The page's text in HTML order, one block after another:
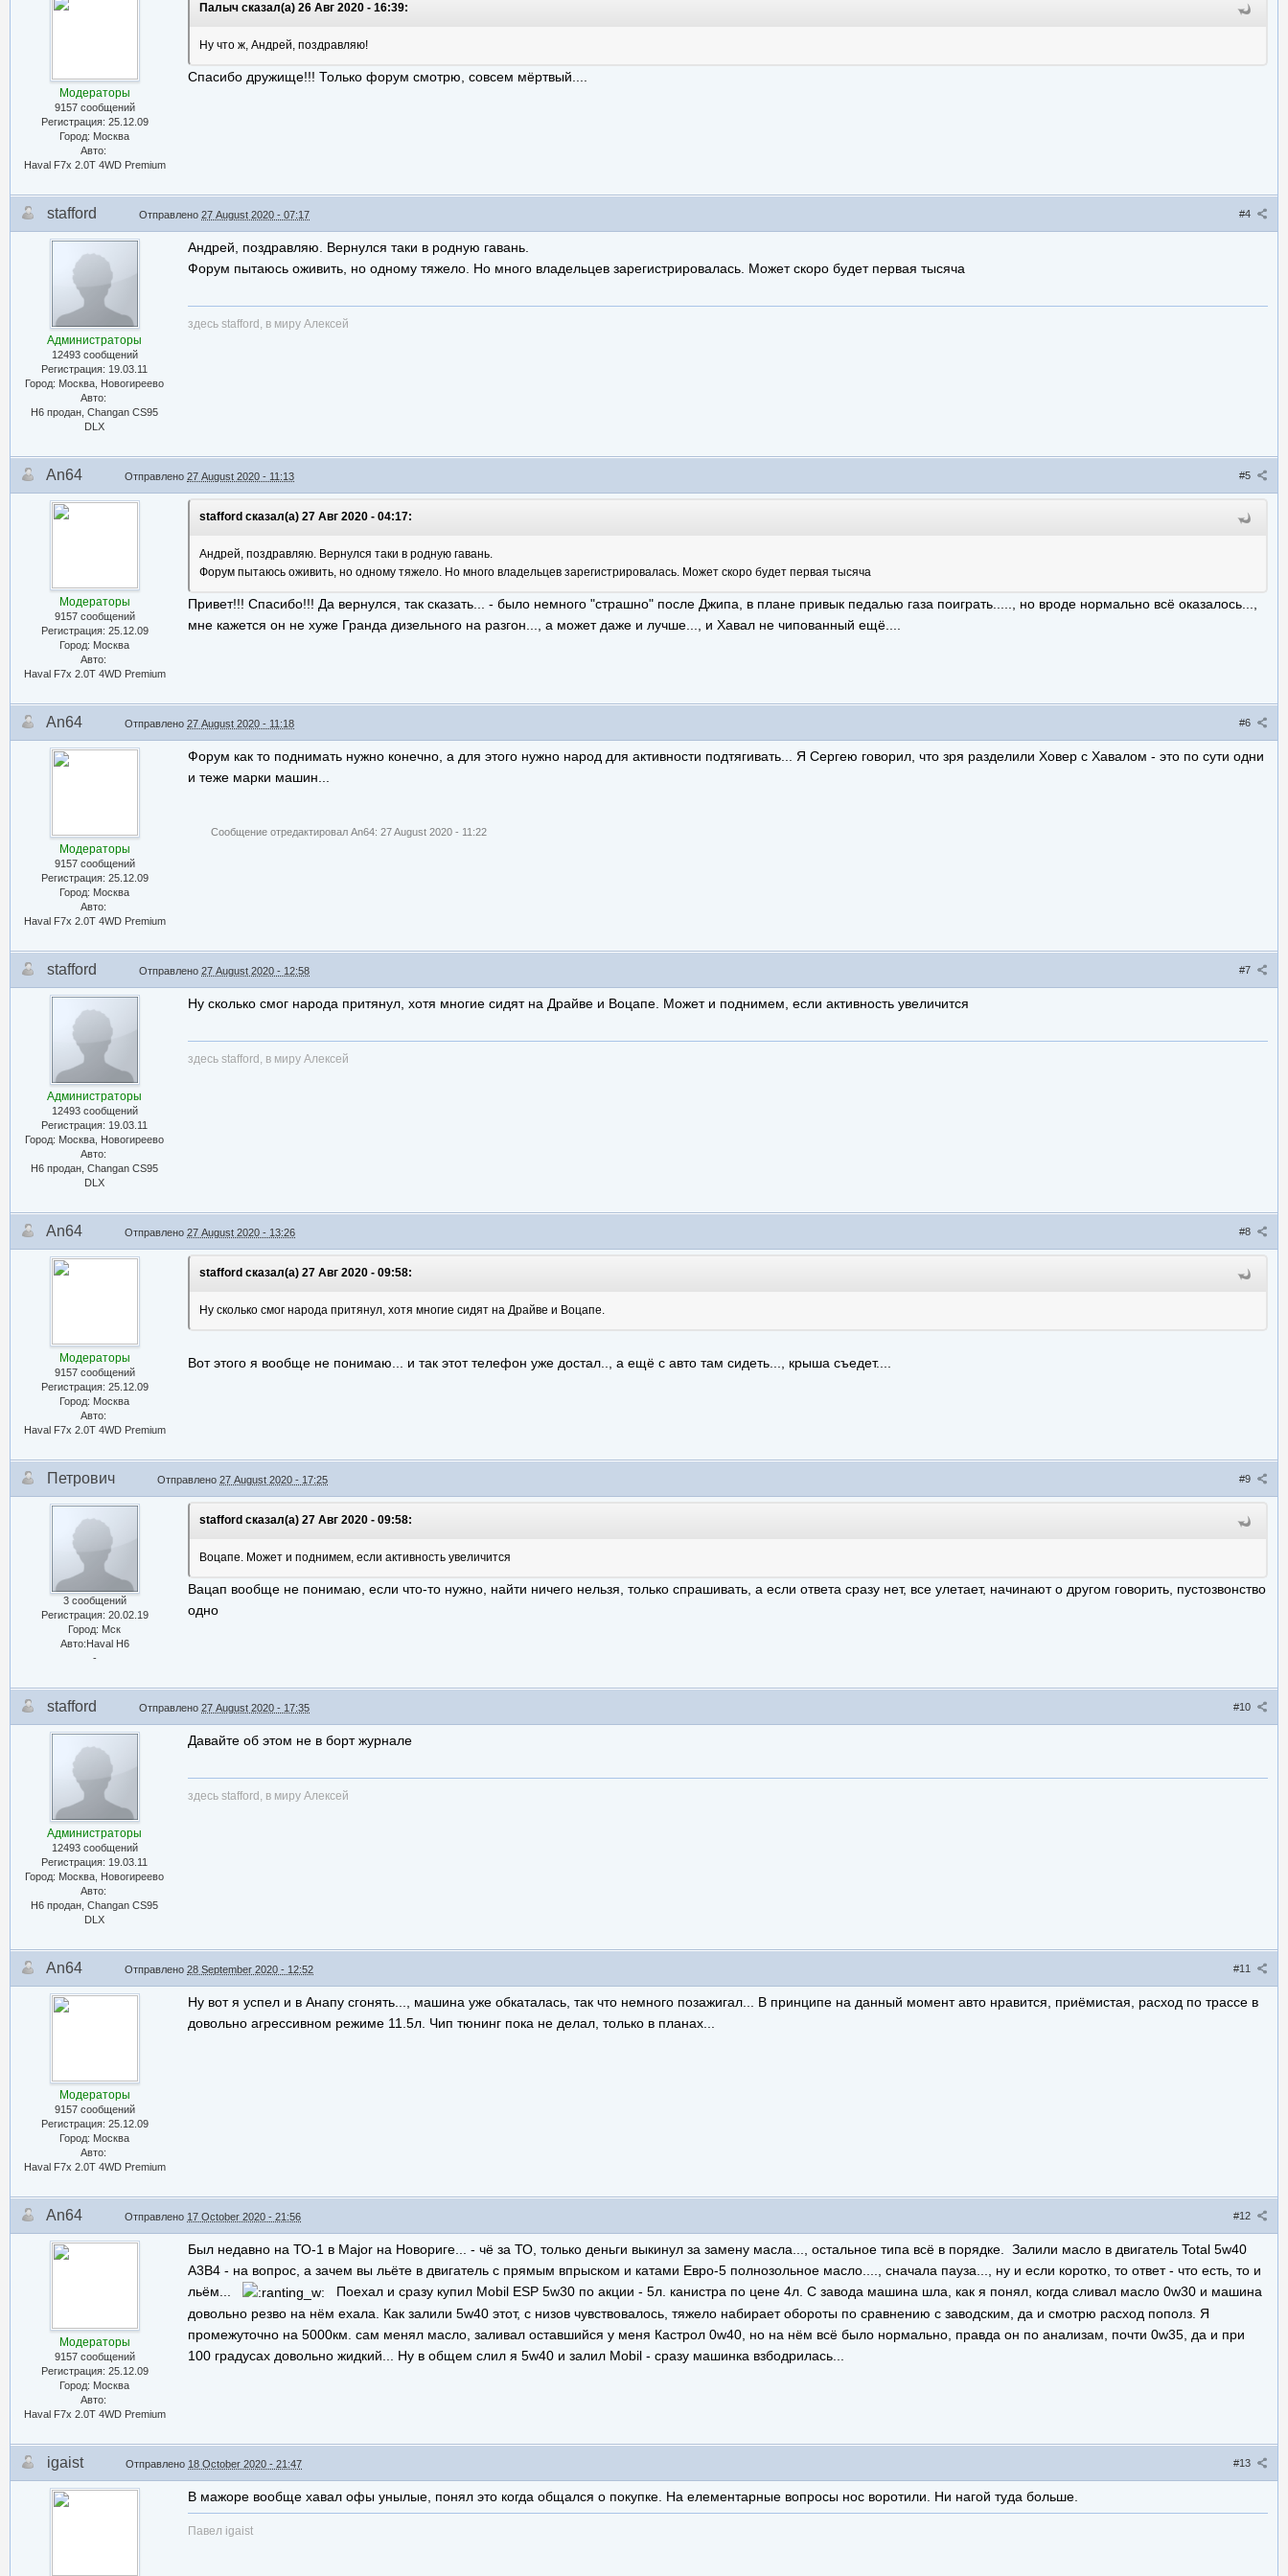
Модераторы
9157 сообщений
Регистрация: 25.12.09
Город: Москва
Авто:
Haval F7x 2.0T 4WD Premium
Палыч сказал(а) 26 Авг 2020 - 16:39:
Ну что ж, Андрей, поздравляю!
Спасибо дружище!!! Только форум смотрю, совсем мёртвый....
stafford Отправлено 27 August 2020 - 07:17 #4
Администраторы
12493 сообщений
Регистрация: 19.03.11
Город: Москва, Новогиреево
Авто:
Н6 продан, Changan CS95
DLX
Андрей, поздравляю. Вернулся таки в родную гавань.
Форум пытаюсь оживить, но одному тяжело. Но много владельцев зарегистрировалась. Может скоро будет первая тысяча
здесь stafford, в миру Алексей
An64 Отправлено 27 August 2020 - 11:13 #5
Модераторы
9157 сообщений
Регистрация: 25.12.09
Город: Москва
Авто:
Haval F7x 2.0T 4WD Premium
stafford сказал(а) 27 Авг 2020 - 04:17:
Андрей, поздравляю. Вернулся таки в родную гавань.
Форум пытаюсь оживить, но одному тяжело. Но много владельцев зарегистрировалась. Может скоро будет первая тысяча
Привет!!! Спасибо!!! Да вернулся, так сказать... - было немного "страшно" после Джипа, в плане привык педалью газа поиграть....., но вроде нормально всё оказалось...,
мне кажется он не хуже Гранда дизельного на разгон..., а может даже и лучше..., и Хавал не чипованный ещё....
An64 Отправлено 27 August 2020 - 11:18 #6
Модераторы
9157 сообщений
Регистрация: 25.12.09
Город: Москва
Авто:
Haval F7x 2.0T 4WD Premium
Форум как то поднимать нужно конечно, а для этого нужно народ для активности подтягивать... Я Сергею говорил, что зря разделили Ховер с Хавалом - это по сути одни
и теже марки машин...
Сообщение отредактировал An64: 27 August 2020 - 11:22
stafford Отправлено 27 August 2020 - 12:58 #7
Администраторы
12493 сообщений
Регистрация: 19.03.11
Город: Москва, Новогиреево
Авто:
Н6 продан, Changan CS95
DLX
Ну сколько смог народа притянул, хотя многие сидят на Драйве и Воцапе. Может и поднимем, если активность увеличится
здесь stafford, в миру Алексей
An64 Отправлено 27 August 2020 - 13:26 #8
Модераторы
9157 сообщений
Регистрация: 25.12.09
Город: Москва
Авто:
Haval F7x 2.0T 4WD Premium
stafford сказал(а) 27 Авг 2020 - 09:58:
Ну сколько смог народа притянул, хотя многие сидят на Драйве и Воцапе.
Вот этого я вообще не понимаю... и так этот телефон уже достал.., а ещё с авто там сидеть..., крыша съедет....
Петрович Отправлено 27 August 2020 - 17:25 #9
3 сообщений
Регистрация: 20.02.19
Город: Мск
Авто:Haval H6
-
stafford сказал(а) 27 Авг 2020 - 09:58:
Воцапе. Может и поднимем, если активность увеличится
Вацап вообще не понимаю, если что-то нужно, найти ничего нельзя, только спрашивать, а если ответа сразу нет, все улетает, начинают о другом говорить, пустозвонство
одно
stafford Отправлено 27 August 2020 - 17:35 #10
Администраторы
12493 сообщений
Регистрация: 19.03.11
Город: Москва, Новогиреево
Авто:
Н6 продан, Changan CS95
DLX
Давайте об этом не в борт журнале
здесь stafford, в миру Алексей
An64 Отправлено 28 September 2020 - 12:52 #11
Модераторы
9157 сообщений
Регистрация: 25.12.09
Город: Москва
Авто:
Haval F7x 2.0T 4WD Premium
Ну вот я успел и в Анапу сгонять..., машина уже обкаталась, так что немного позажигал... В принципе на данный момент авто нравится, приёмистая, расход по трассе в
довольно агрессивном режиме 11.5л. Чип тюнинг пока не делал, только в планах...
An64 Отправлено 17 October 2020 - 21:56 #12
Модераторы
9157 сообщений
Регистрация: 25.12.09
Город: Москва
Авто:
Haval F7x 2.0T 4WD Premium
Был недавно на ТО-1 в Major на Новориге... - чё за ТО, только деньги выкинул за замену масла..., остальное типа всё в порядке. Залили масло в двигатель Total 5w40
A3B4 - на вопрос, а зачем вы льёте в двигатель с прямым впрыском и катами Евро-5 полнозольное масло...., сначала пауза..., ну и если коротко, то ответ - что есть, то и
льём...
Поехал и сразу купил Mobil ESP 5w30 по акции - 5л. канистра по цене 4л. С завода машина шла, как я понял, когда сливал масло 0w30 и машина
довольно резво на нём ехала. Как залили 5w40 этот, с низов чувствовалось, тяжело набирает обороты по сравнению с заводским, да и смотрю расход пополз. Я
промежуточно на 5000км. сам менял масло, заливал оставшийся у меня Кастрол 0w40, но на нём всё было нормально, правда он по анализам, почти 0w35, да и при
100 градусах довольно жидкий... Ну в общем слил я 5w40 и залил Mobil - сразу машинка взбодрилась...
igaist Отправлено 18 October 2020 - 21:47 #13
В мажоре вообще хавал офы унылые, понял это когда общался о покупке. На елементарные вопросы нос воротили. Ни нагой туда больше.
Павел igaist